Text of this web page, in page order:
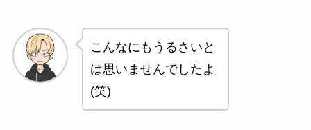
こんなにもうるさいと
は思いませんでしたよ
(笑)